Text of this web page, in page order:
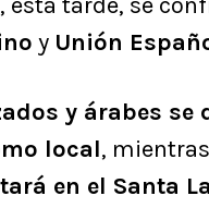
y Unión
y árabes
local,
en el Santa